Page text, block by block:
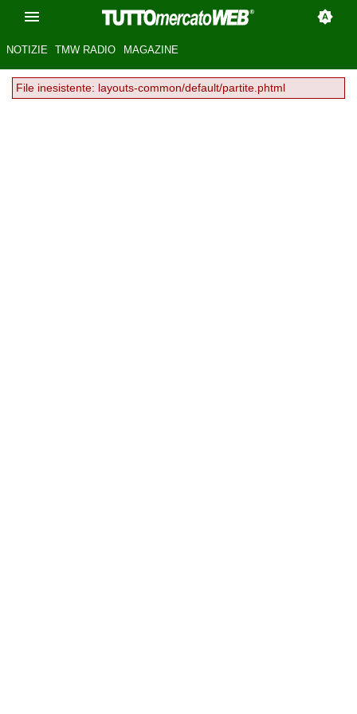
NOTIZIE TMW RADIO MAGAZINE
File inesistente: layouts-common/default/partite.phtml